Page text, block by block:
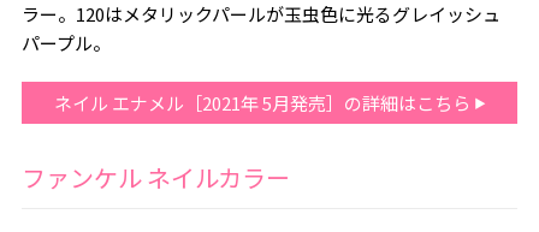
ラー。120はメタリックパールが玉虫色に光るグレイッシュ
パープル。
ネイル エナメル［2021年 5月発売］の詳細はこちら
ファンケル ネイルカラー